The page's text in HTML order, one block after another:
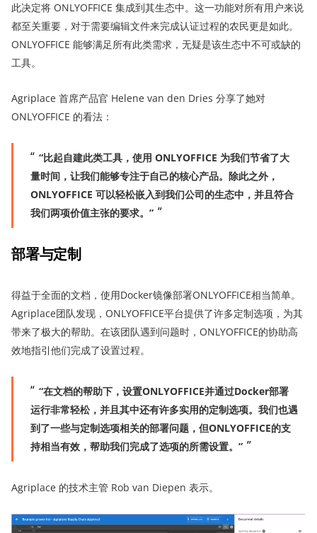
此决定将 ONLYOFFICE 集成到其生态中。这一功能对所有用户来说
都至关重要，对于需要编辑文件来完成认证过程的农民更是如此。
ONLYOFFICE 能够满足所有此类需求，无疑是该生态中不可或缺的
工具。
Agriplace 首席产品官 Helene van den Dries 分享了她对
ONLYOFFICE 的看法：
“比起自建此类工具，使用 ONLYOFFICE 为我们节省了大
量时间，让我们能够专注于自己的核心产品。除此之外，
ONLYOFFICE 可以轻松嵌入到我们公司的生态中，并且符合
我们两项价值主张的要求。”
部署与定制
得益于全面的文档，使用Docker镜像部署ONLYOFFICE相当简单。
Agriplace团队发现，ONLYOFFICE平台提供了许多定制选项，为其
带来了极大的帮助。在该团队遇到问题时，ONLYOFFICE的协助高
效地指引他们完成了设置过程。
“在文档的帮助下，设置ONLYOFFICE并通过Docker部署
运行非常轻松，并且其中还有许多实用的定制选项。我们也遇
到了一些与定制选项相关的部署问题，但ONLYOFFICE的支
持相当有效，帮助我们完成了选项的所需设置。”
Agriplace 的技术主管 Rob van Diepen 表示。